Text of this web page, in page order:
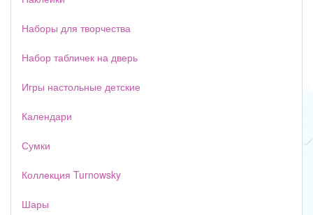
Наборы для творчества
Набор табличек на дверь
Игры настольные детские
Календари
Сумки
Коллекция Turnowsky
Шары